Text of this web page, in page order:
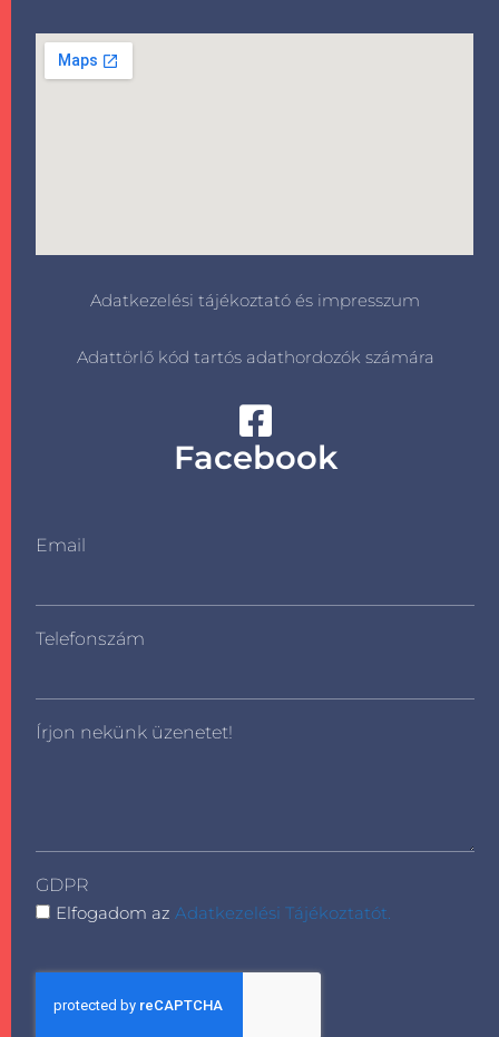
Adatkezelési tájékoztató és impresszum
Adattörlő kód tartós adathordozók számára
Facebook
Email
Telefonszám
Írjon nekünk üzenetet!
GDPR
Elfogadom azAdatkezelési Tájékoztatót.